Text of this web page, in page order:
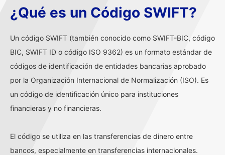
¿Qué es un Código SWIFT?
Un código SWIFT (también conocido como SWIFT-BIC, código
BIC, SWIFT ID o código ISO 9362) es un formato estándar de
códigos de identificación de entidades bancarias aprobado
por la Organización Internacional de Normalización (ISO). Es
un código de identificación único para instituciones
financieras y no financieras.
El código se utiliza en las transferencias de dinero entre
bancos, especialmente en transferencias internacionales.